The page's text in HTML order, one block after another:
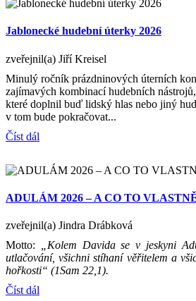
Jablonecké hudební úterky 2026
zveřejnil(a) Jiří Kreisel
Minulý ročník prázdninových úterních
zajímavých kombinací hudebních
které doplnil buď lidský hlas nebo jiný
v tom bude pokračovat...
Číst dál
ADULÁM 2026 – A CO TO
zveřejnil(a) Jindra Drábková
Motto:
„Kolem Davida se v jeskyni
utlačování, všichni stíhaní věřitelem a
hořkosti“ (1Sam 22,1).
Číst dál